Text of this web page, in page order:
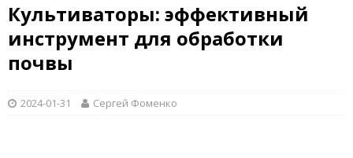
Культиваторы: эффективный
инструмент для обработки
почвы
2024-01-31 Сергей Фоменко